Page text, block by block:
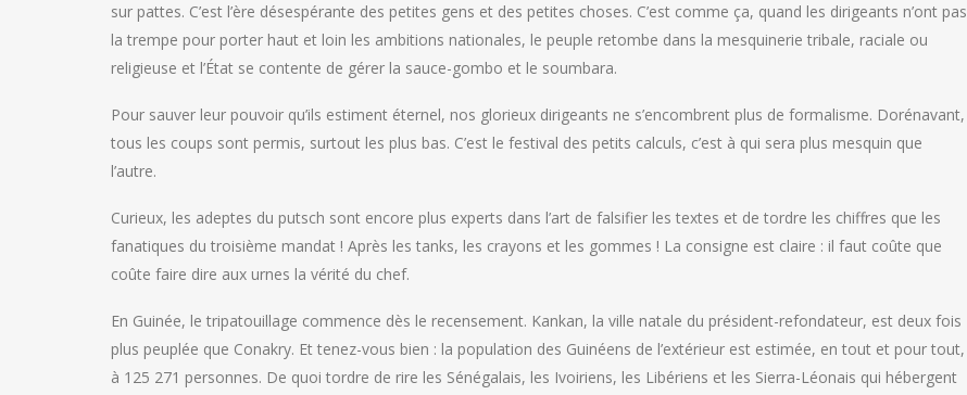
sur pattes. C’est l’ère désespérante des petites gens et des petites choses. C’est comme ça, quand les dirigeants n’ont pas
la trempe pour porter haut et loin les ambitions nationales, le peuple retombe dans la mesquinerie tribale, raciale ou
religieuse et l’État se contente de gérer la sauce-gombo et le soumbara.
Pour sauver leur pouvoir qu’ils estiment éternel, nos glorieux dirigeants ne s’encombrent plus de formalisme. Dorénavant,
tous les coups sont permis, surtout les plus bas. C’est le festival des petits calculs, c’est à qui sera plus mesquin que
l’autre.
Curieux, les adeptes du putsch sont encore plus experts dans l’art de falsifier les textes et de tordre les chiffres que les
fanatiques du troisième mandat ! Après les tanks, les crayons et les gommes ! La consigne est claire : il faut coûte que
coûte faire dire aux urnes la vérité du chef.
En Guinée, le tripatouillage commence dès le recensement. Kankan, la ville natale du président-refondateur, est deux fois
plus peuplée que Conakry. Et tenez-vous bien : la population des Guinéens de l’extérieur est estimée, en tout et pour tout,
à 125 271 personnes. De quoi tordre de rire les Sénégalais, les Ivoiriens, les Libériens et les Sierra-Léonais qui hébergent